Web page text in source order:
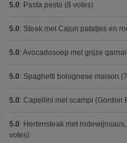
5.0: Pasta pesto (8 votes)
5.0: Steak met Cajun patatjes en
5.0: Avocadosoep met grijze
5.0: Spaghetti bolognese maison
5.0: Capellini met scampi (Gordon
5.0: Hertensteak met
votes)